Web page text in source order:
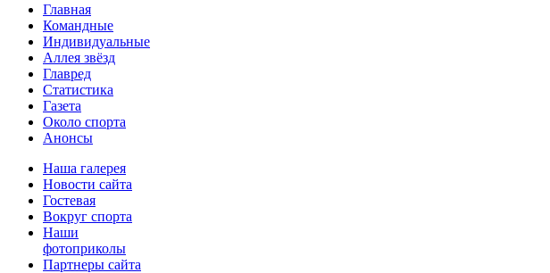
Главная
Командные
Индивидуальные
Аллея звёзд
Главред
Статистика
Газета
Около спорта
Анонсы
Наша галерея
Новости сайта
Гостевая
Вокруг спорта
Наши
фотоприколы
Партнеры сайта